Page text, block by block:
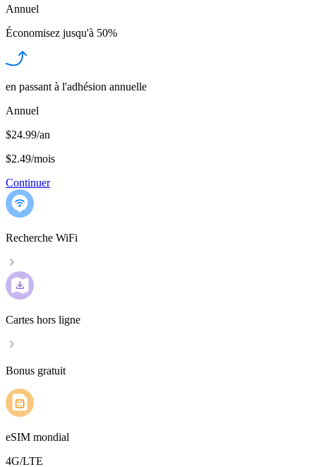
Annuel
Économisez jusqu'à 50%
en passant à l'adhésion annuelle
Annuel
$24.99/an
$2.49/mois
Continuer
Recherche WiFi
Cartes hors ligne
Bonus gratuit
eSIM mondial
4G/LTE